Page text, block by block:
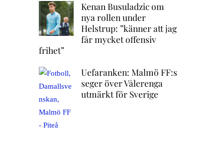
Kenan Busuladzic om
nya rollen under
Helstrup: ”känner att jag
får mycket offensiv
frihet”
Uefaranken: Malmö FF:s
seger över Vålerenga
utmärkt för Sverige